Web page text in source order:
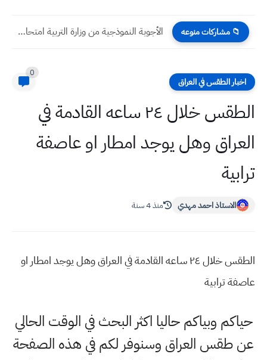
📁 مشاركات منوعه الأجوبة النموذجية من وزارة التربية امتحان الرياضيات 2025 السادس العلمي...
اخبار الطقس في العراق
0
الطقس خلال ٢٤ ساعه القادمة في
العراق وهل يوجد امطار او عاصفة
ترابية
الاستاذ احمد مهدي منذ 4 سنة
الطقس خلال ٢٤ ساعه القادمة في العراق وهل يوجد امطار او
عاصفة ترابية
حياكم وبياكم حاليا اكثر البحث في الوقت الحالي
عن طقس العراق وسنوفر لكم في هذه الصفحة